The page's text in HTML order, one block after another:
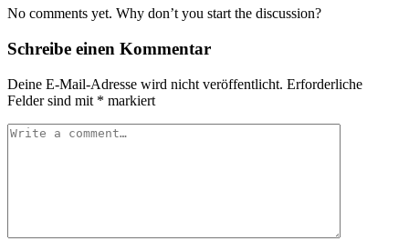
No comments yet. Why don’t you start the discussion?
Schreibe einen Kommentar
Deine E-Mail-Adresse wird nicht veröffentlicht. Erforderliche
Felder sind mit * markiert